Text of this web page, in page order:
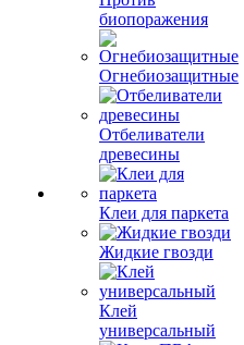
биопоражения
Огнебиозащитные
Отбеливатели
древесины
Клеи для паркета
Жидкие гвозди
Клей
универсальный